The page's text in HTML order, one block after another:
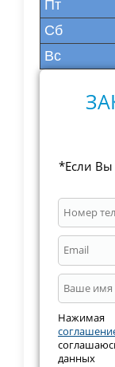
Пт
Сб
Вс
*Если Вы
данных